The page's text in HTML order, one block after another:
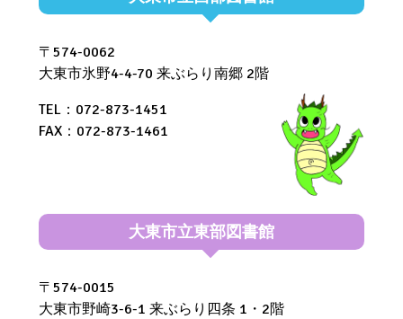
〒574-0062
大東市氷野4-4-70 来ぶらり南郷 2階
TEL：072-873-1451
FAX：072-873-1461
大東市立東部図書館
〒574-0015
大東市野崎3-6-1 来ぶらり四条 1・2階